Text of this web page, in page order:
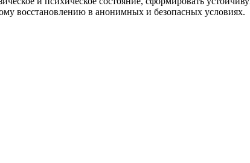
восстановлению в анонимных и безопасных условиях.